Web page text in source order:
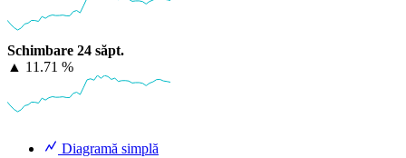
Schimbare 24 săpt.
▲ 11.71 %
Diagramă simplă